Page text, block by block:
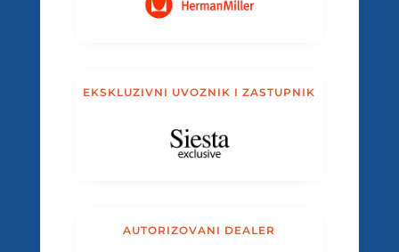
EKSKLUZIVNI UVOZNIK I ZASTUPNIK
AUTORIZOVANI DEALER